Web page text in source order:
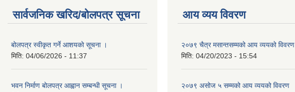
सार्वजनिक खरिद/बोलपत्र सूचना
बोलपत्र स्वीकृत गर्ने आशयको सूचना ।
मिति: 04/06/2026 - 11:37
भवन निर्माण बोलपत्र आह्वान सम्बन्धी सूचना ।
आय व्यय विवरण
२०७९ चैत्र मसान्तसम्मको आय व्ययको विवरण
मिति: 04/20/2023 - 15:54
२०७९ असोज ५ सम्मको आय व्ययको विवरण